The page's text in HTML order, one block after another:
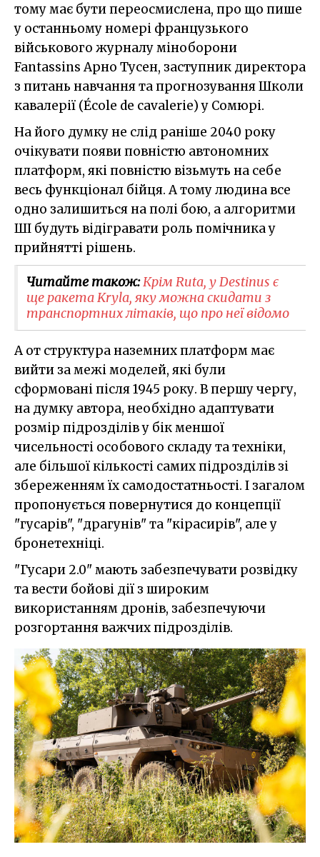
тому має бути переосмислена, про що пише
у останньому номері французького
військового журналу міноборони
Fantassins Арно Тусен, заступник директора
з питань навчання та прогнозування Школи
кавалерії (École de cavalerie) у Сомюрі.
На його думку не слід раніше 2040 року
очікувати появи повністю автономних
платформ, які повністю візьмуть на себе
весь функціонал бійця. А тому людина все
одно залишиться на полі бою, а алгоритми
ШІ будуть відігравати роль помічника у
прийнятті рішень.
Читайте також:Крім Ruta, у Destinus є
ще ракета Kryla, яку можна скидати з
транспортних літаків, що про неї відомо
А от структура наземних платформ має
вийти за межі моделей, які були
сформовані після 1945 року. В першу чергу,
на думку автора, необхідно адаптувати
розмір підрозділів у бік меншої
чисельності особового складу та техніки,
але більшої кількості самих підрозділів зі
збереженням їх самодостатньості. І загалом
пропонується повернутися до концепції
"гусарів", "драгунів" та "кірасирів", але у
бронетехніці.
"Гусари 2.0" мають забезпечувати розвідку
та вести бойові дії з широким
використанням дронів, забезпечуючи
розгортання важчих підрозділів.